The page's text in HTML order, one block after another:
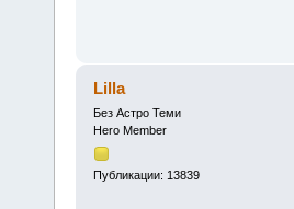
Lilla
Без Астро Теми
Hero Member
Публикации: 13839